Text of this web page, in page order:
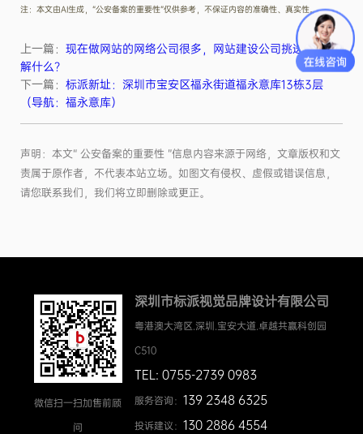
注：本文由AI生成，“公安备案的重要性”仅供参考，不保证内容的准确性、真实性。
上一篇： 现在做网站的网络公司很多，网站建设公司挑选需要了
解什么？
下一篇： 标派新址：深圳市宝安区福永街道福永意库13栋3层
（导航：福永意库）
声明：本文“ 公安备案的重要性 ”信息内容来源于网络，文章版权和文
责属于原作者，不代表本站立场。如图文有侵权、虚假或错误信息，
请您联系我们，我们将立即删除或更正。
微信扫一扫加售前顾
问
深圳市标派视觉品牌设计有限公司
粤港澳大湾区.深圳.宝安大道.卓越共赢科创园
C510
TEL: 0755-2739 0983
服务咨询： 139 2348 6325
投诉建议： 130 2886 4554